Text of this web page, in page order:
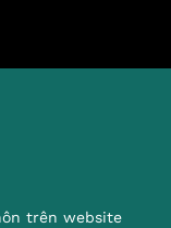
trên website